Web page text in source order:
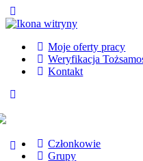
Side
Moje oferty pracy
Weryfikacja
Kontakt
Członkowie
Grupy